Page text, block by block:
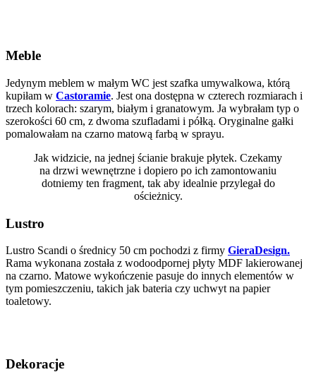
Meble
Jedynym meblem w małym WC jest szafka umywalkowa, którą
kupiłam w Castoramie. Jest ona dostępna w czterech rozmiarach i
trzech kolorach: szarym, białym i granatowym. Ja wybrałam typ o
szerokości 60 cm, z dwoma szufladami i półką. Oryginalne gałki
pomalowałam na czarno matową farbą w sprayu.
Jak widzicie, na jednej ścianie brakuje płytek. Czekamy
na drzwi wewnętrzne i dopiero po ich zamontowaniu
dotniemy ten fragment, tak aby idealnie przylegał do
ościeżnicy.
Lustro
Lustro Scandi o średnicy 50 cm pochodzi z firmy GieraDesign.
Rama wykonana została z wodoodpornej płyty MDF lakierowanej
na czarno. Matowe wykończenie pasuje do innych elementów w
tym pomieszczeniu, takich jak bateria czy uchwyt na papier
toaletowy.
Dekoracje